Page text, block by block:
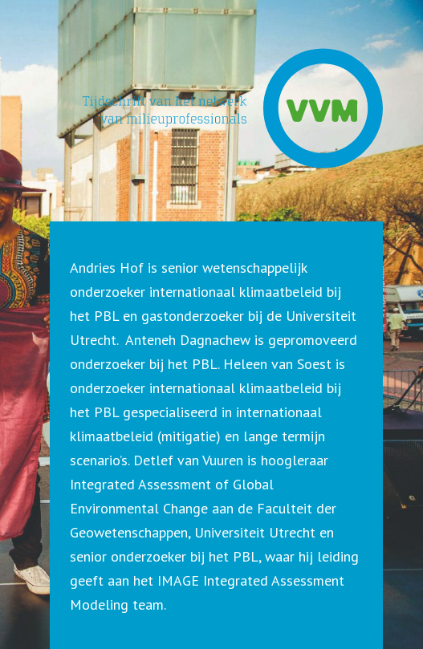
Andries Hof is senior wetenschappelijk
onderzoeker internationaal klimaatbeleid bij
het PBL en gastonderzoeker bij de Universiteit
Utrecht. Anteneh Dagnachew is gepromoveerd
onderzoeker bij het PBL. Heleen van Soest is
onderzoeker internationaal klimaatbeleid bij
het PBL gespecialiseerd in internationaal
klimaatbeleid (mitigatie) en lange termijn
scenario’s. Detlef van Vuuren is hoogleraar
Integrated Assessment of Global
Environmental Change aan de Faculteit der
Geowetenschappen, Universiteit Utrecht en
senior onderzoeker bij het PBL, waar hij leiding
geeft aan het IMAGE Integrated Assessment
Modeling team.